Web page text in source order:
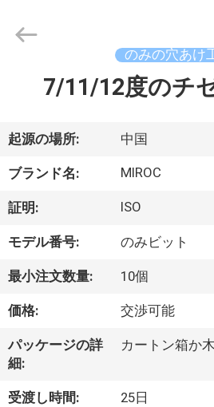
製
品
私
達
つ
い
て
Copyright
Technologies
Rights
のみの穴あけ
7/11/12度のチ
起源の場所: 中国
ブランド名: MIROC
証明: ISO
モデル番号: のみビット
最小注文数量: 10個
価格: 交渉可能
パッケージの詳
細:
カートン箱か
受渡し時間: 25日